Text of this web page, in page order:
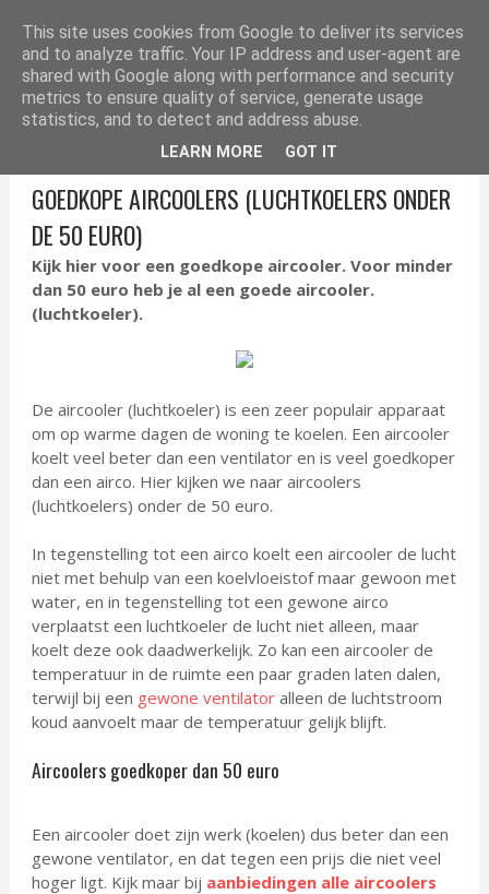
ELEKTRONICA TIPS
GOEDKOPE AIRCOOLERS (LUCHTKOELERS ONDER
DE 50 EURO)
Kijk hier voor een goedkope aircooler. Voor minder
dan 50 euro heb je al een goede aircooler.
(luchtkoeler).
De aircooler (luchtkoeler) is een zeer populair apparaat
om op warme dagen de woning te koelen. Een aircooler
koelt veel beter dan een ventilator en is veel goedkoper
dan een airco. Hier kijken we naar aircoolers
(luchtkoelers) onder de 50 euro.
In tegenstelling tot een airco koelt een aircooler de lucht
niet met behulp van een koelvloeistof maar gewoon met
water, en in tegenstelling tot een gewone airco
verplaatst een luchtkoeler de lucht niet alleen, maar
koelt deze ook daadwerkelijk. Zo kan een aircooler de
temperatuur in de ruimte een paar graden laten dalen,
terwijl bij een gewone ventilatoralleen de luchtstroom
koud aanvoelt maar de temperatuur gelijk blijft.
Aircoolers goedkoper dan 50 euro
Een aircooler doet zijn werk (koelen) dus beter dan een
gewone ventilator, en dat tegen een prijs die niet veel
hoger ligt. Kijk maar bij aanbiedingen alle aircoolers
This site uses cookies from Google to deliver its services
and to analyze traffic. Your IP address and user-agent are
shared with Google along with performance and security
metrics to ensure quality of service, generate usage
statistics, and to detect and address abuse.
LEARN MORE GOT IT